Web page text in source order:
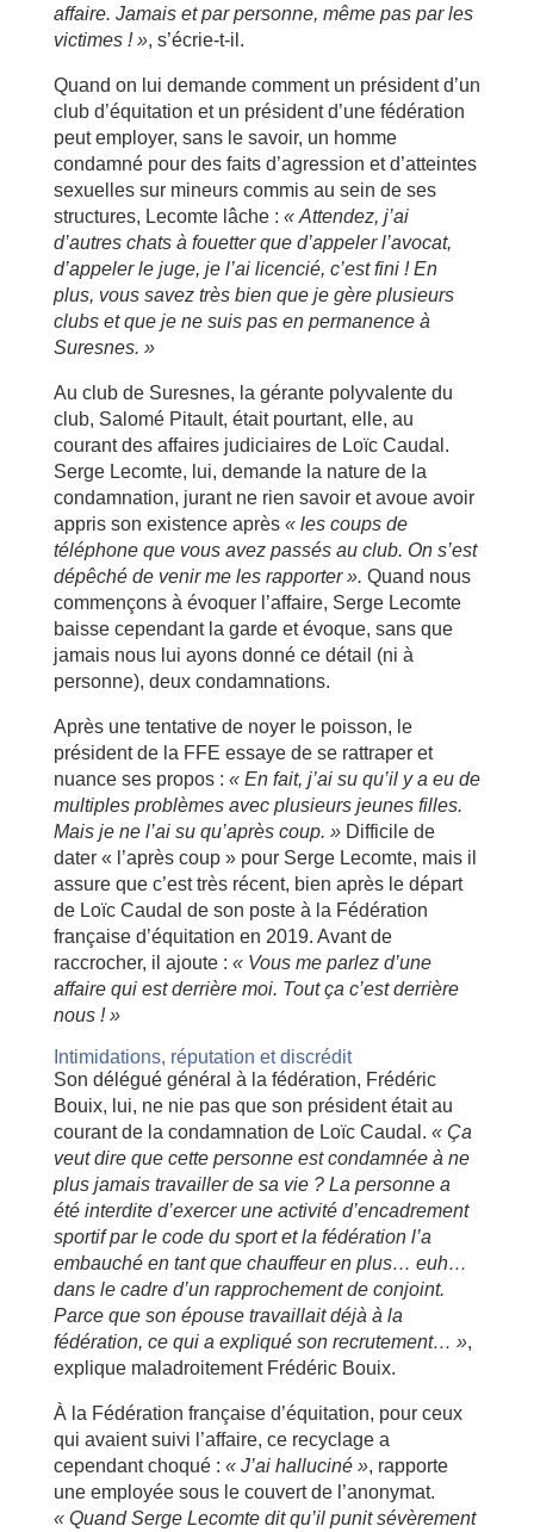
affaire. Jamais et par personne, même pas par les
victimes !», s’écrie-t-il.
Quand on lui demande comment un président d’un
club d’équitation et un président d’une fédération
peut employer, sans le savoir, un homme
condamné pour des faits d’agression et d’atteintes
sexuelles sur mineurs commis au sein de ses
structures, Lecomte lâche : « Attendez, j’ai
d’autres chats à fouetter que d’appeler l’avocat,
d’appeler le juge, je l’ai licencié, c’est fini ! En
plus, vous savez très bien que je gère plusieurs
clubs et que je ne suis pas en permanence à
Suresnes. »
Au club de Suresnes, la gérante polyvalente du
club, Salomé Pitault, était pourtant, elle, au
courant des affaires judiciaires de Loïc Caudal.
Serge Lecomte, lui, demande la nature de la
condamnation, jurant ne rien savoir et avoue avoir
appris son existence après « les coups de
téléphone que vous avez passésau club. On s’est
dépêchéde venir me les rapporter». Quand nous
commençons à évoquer l’affaire, Serge Lecomte
baisse cependant la garde et évoque, sans que
jamais nous lui ayons donné ce détail (ni à
personne), deux condamnations.
Après une tentative de noyer le poisson, le
président de la FFE essaye de se rattraper et
nuance ses propos : « En fait, j’ai su qu’il y a eu de
multiples problèmes avec plusieurs jeunes filles.
Mais je ne l’ai su qu’après coup. »Difficile de
dater « l’après coup » pour Serge Lecomte, mais il
assure que c’est très récent, bien après le départ
de Loïc Caudal de son poste à la Fédération
française d’équitation en 2019. Avant de
raccrocher, il ajoute : «Vous me parlez d’une
affaire qui est derrière moi. Toutça c’est derrière
nous !»
Intimidations, réputation et discrédit
Son délégué général à la fédération, Frédéric
Bouix, lui, ne nie pas que son président était au
courant de la condamnation de Loïc Caudal. « Ça
veut dire que cette personne est condamnée à ne
plus jamais travailler de sa vie ? La personne a
étéinterdite d’exercer une activitéd’encadrement
sportif par le code du sport et la fédération l’a
embauchéen tant que chauffeur en plus… euh…
dans le cadre d’un rapprochement de conjoint.
Parce que son épouse travaillait déjà à la
fédération, ce qui a expliquéson recrutement… »,
explique maladroitement Frédéric Bouix.
À la Fédération française d’équitation, pour ceux
qui avaient suivi l’affaire, ce recyclage a
cependant choqué : « J’ai halluciné », rapporte
une employée sous le couvert de l’anonymat.
« Quand Serge Lecomte dit qu’il punit sévèrement